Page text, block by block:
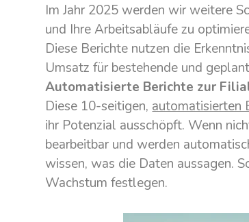
Im Jahr 2025 werden wir weitere
und Ihre Arbeitsabläufe zu
Diese Berichte nutzen die
Umsatz für bestehende und
Automatisierte Berichte zur
Diese 10-seitigen, automatisierten
ihr Potenzial ausschöpft. Wenn
bearbeitbar und werden
wissen, was die Daten aussagen.
Wachstum festlegen.